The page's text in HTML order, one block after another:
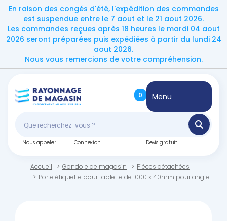
En raison des congés d'été, l'expédition des commandes
est suspendue entre le 7 aout et le 21 aout 2026.
Les commandes reçues après 18 heures le mardi 04 aout
2026 seront préparées puis expédiées à partir du lundi 24
aout 2026.
Nous vous remercions de votre compréhension.
0 Menu
Nous appeler Connexion Devis gratuit
Accueil Gondole de magasin
Pièces détachées
Porte étiquette pour tablette de 1000 x 40mm pour angle